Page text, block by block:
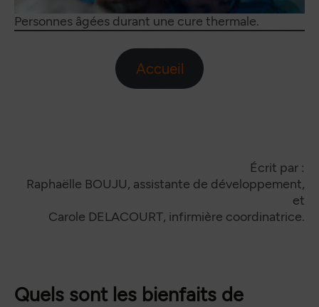
Personnes âgées durant une cure thermale.
Accueil
Écrit par :
Raphaëlle BOUJU, assistante de développement,
et
Carole DELACOURT, infirmière coordinatrice.
Quels sont les bienfaits de